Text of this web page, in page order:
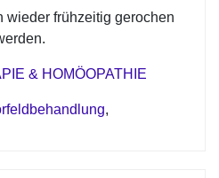
wieder frühzeitig gerochen
& HOMÖOPATHIE
,